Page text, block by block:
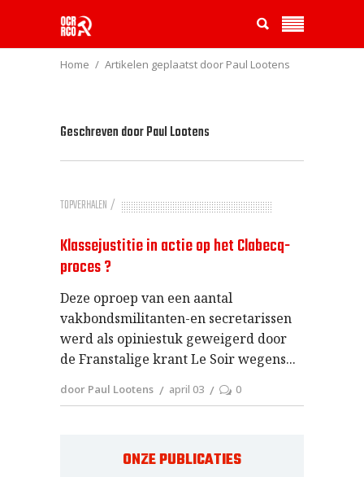
Home Artikelen geplaatst door Paul Lootens
Geschreven doorPaul Lootens
TOPVERHALEN
Klassejustitie in actie op het Clabecq-
proces ?
Deze oproep van een aantal
vakbondsmilitanten-en secretarissen
werd als opiniestuk geweigerd door
de Franstalige krant Le Soir wegens
door Paul Lootens april 03 0
ONZE PUBLICATIES